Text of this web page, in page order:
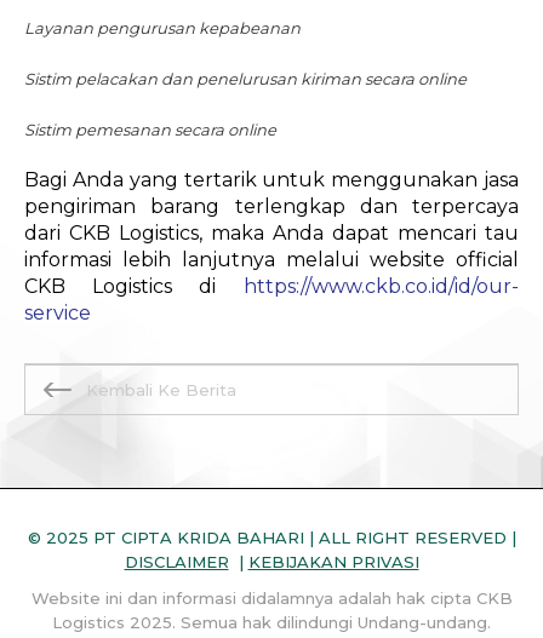
Layanan pengurusan kepabeanan
Sistim pelacakan dan penelurusan kiriman secara online
Sistim pemesanan secara online
Bagi Anda yang tertarik untuk menggunakan jasa
pengiriman barang terlengkap dan terpercaya
dari CKB Logistics, maka Anda dapat mencari tau
informasi lebih lanjutnya melalui website official
CKB Logistics di
https://www.ckb.co.id/id/our-
service
Kembali Ke Berita
© 2025 PT CIPTA KRIDA BAHARI | ALL RIGHT RESERVED |
DISCLAIMER | KEBIJAKAN PRIVASI
Website ini dan informasi didalamnya adalah hak cipta CKB
Logistics 2025. Semua hak dilindungi Undang-undang.